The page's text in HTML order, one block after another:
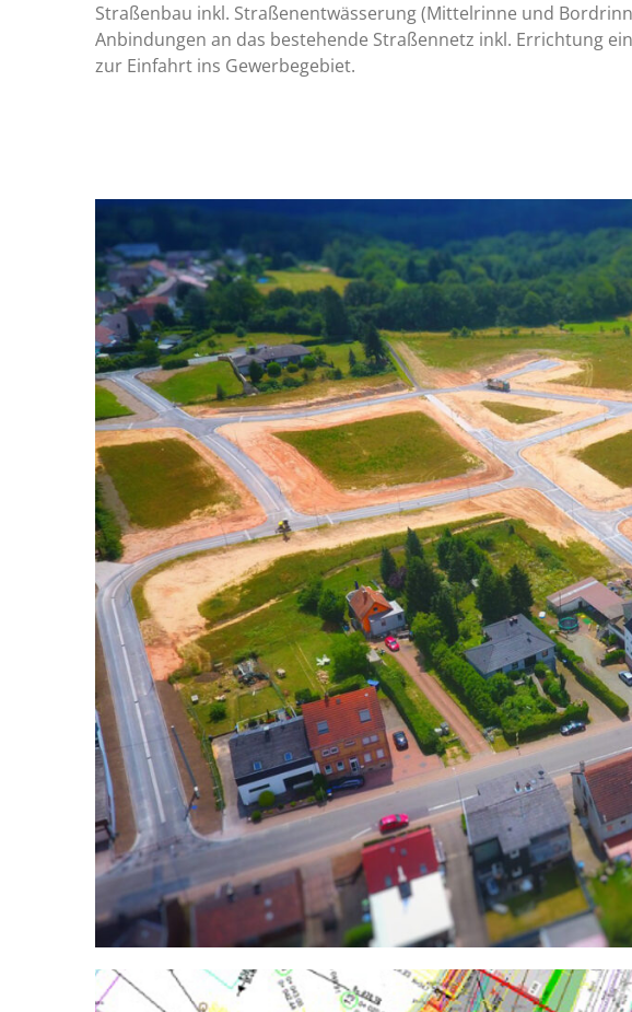
Straßenbau inkl. Straßenentwässerung (Mittelrinne und
Anbindungen an das bestehende Straßennetz inkl. Errichtung
zur Einfahrt ins Gewerbegebiet.